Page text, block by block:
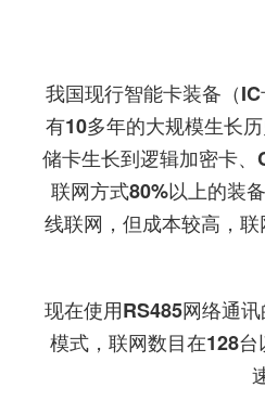
我国现行智能卡装备（
有10多年的大规模生长
储卡生长到逻辑加密卡
联网方式80%以上的装
线联网，但成本较高，
现在使用RS485网络通
模式，联网数目在128